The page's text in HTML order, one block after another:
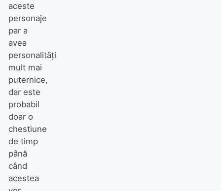
aceste
personaje
par a
avea
personalități
mult mai
puternice,
dar este
probabil
doar o
chestiune
de timp
până
când
acestea